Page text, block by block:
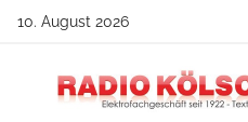
Zum
springen
10. August 2026